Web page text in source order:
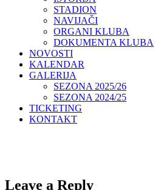
STADION
NAVIJAČI
ORGANI KLUBA
DOKUMENTA KLUBA
NOVOSTI
KALENDAR
GALERIJA
SEZONA 2025/26
SEZONA 2024/25
TICKETING
KONTAKT
Leave a Reply